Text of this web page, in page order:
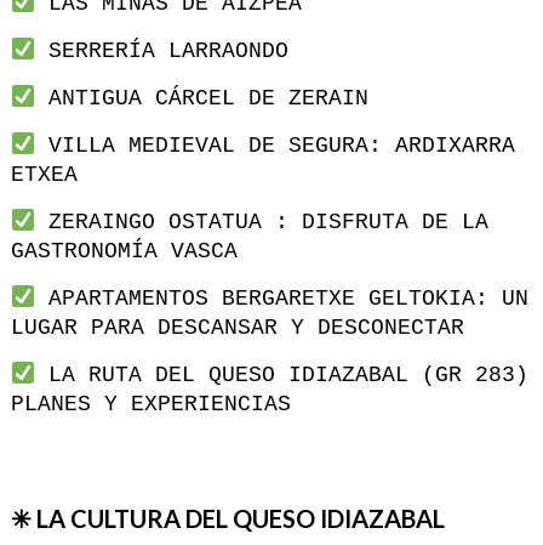
SERRERÍA LARRAONDO
ANTIGUA CÁRCEL DE ZERAIN
VILLA MEDIEVAL DE SEGURA: ARDIXARRA
ETXEA
ZERAINGO OSTATUA : DISFRUTA DE LA
GASTRONOMÍA VASCA
APARTAMENTOS BERGARETXE GELTOKIA: UN
LUGAR PARA DESCANSAR Y DESCONECTAR
LA RUTA DEL QUESO IDIAZABAL (GR 283)
PLANES Y EXPERIENCIAS
✳ LA CULTURA DEL QUESO IDIAZABAL